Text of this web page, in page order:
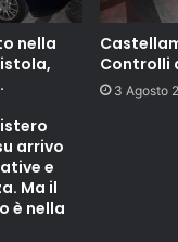
nella
arrivo
e
Ma il
è nella
Controlli
3 Agosto